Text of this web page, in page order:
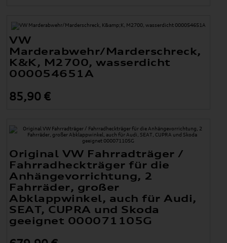
VW
Marderabwehr/Marderschreck,
K&K, M2700, wasserdicht
000054651A
85,90 €
Original VW Fahrradträger /
Fahrradheckträger für die
Anhängevorrichtung, 2
Fahrräder, großer
Abklappwinkel, auch für Audi,
SEAT, CUPRA und Skoda
geeignet 000071105G